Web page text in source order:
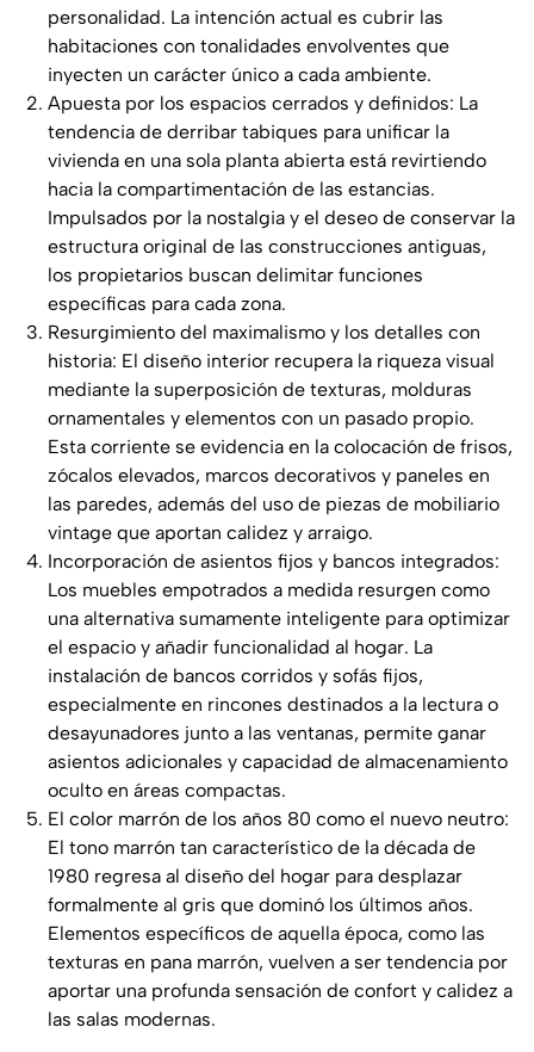
personalidad. La intención actual es cubrir las
habitaciones con tonalidades envolventes que
inyecten un carácter único a cada ambiente.
Apuesta por los espacios cerrados y definidos: La
tendencia de derribar tabiques para unificar la
vivienda en una sola planta abierta está revirtiendo
hacia la compartimentación de las estancias.
Impulsados por la nostalgia y el deseo de conservar la
estructura original de las construcciones antiguas,
los propietarios buscan delimitar funciones
específicas para cada zona.
Resurgimiento del maximalismo y los detalles con
historia: El diseño interior recupera la riqueza visual
mediante la superposición de texturas, molduras
ornamentales y elementos con un pasado propio.
Esta corriente se evidencia en la colocación de frisos,
zócalos elevados, marcos decorativos y paneles en
las paredes, además del uso de piezas de mobiliario
vintage que aportan calidez y arraigo.
Incorporación de asientos fijos y bancos integrados:
Los muebles empotrados a medida resurgen como
una alternativa sumamente inteligente para optimizar
el espacio y añadir funcionalidad al hogar. La
instalación de bancos corridos y sofás fijos,
especialmente en rincones destinados a la lectura o
desayunadores junto a las ventanas, permite ganar
asientos adicionales y capacidad de almacenamiento
oculto en áreas compactas.
El color marrón de los años 80 como el nuevo neutro:
El tono marrón tan característico de la década de
1980 regresa al diseño del hogar para desplazar
formalmente al gris que dominó los últimos años.
Elementos específicos de aquella época, como las
texturas en pana marrón, vuelven a ser tendencia por
aportar una profunda sensación de confort y calidez a
las salas modernas.